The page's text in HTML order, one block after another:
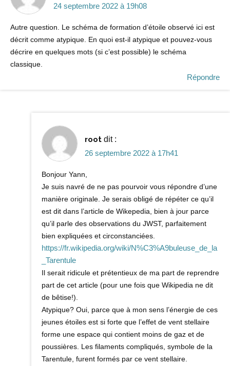
24 septembre 2022 à 19h08
Autre question. Le schéma de formation d’étoile observé ici est
décrit comme atypique. En quoi est-il atypique et pouvez-vous
décrire en quelques mots (si c’est possible) le schéma
classique.
Répondre
root dit :
26 septembre 2022 à 17h41
Bonjour Yann,
Je suis navré de ne pas pourvoir vous répondre d’une
manière originale. Je serais obligé de répéter ce qu’il
est dit dans l’article de Wikepedia, bien à jour parce
qu’il parle des observations du JWST, parfaitement
bien expliquées et circonstanciées.
https://fr.wikipedia.org/wiki/N%C3%A9buleuse_de_la
_Tarentule
Il serait ridicule et prétentieux de ma part de reprendre
part de cet article (pour une fois que Wikipedia ne dit
de bêtise!).
Atypique? Oui, parce que à mon sens l’énergie de ces
jeunes étoiles est si forte que l’effet de vent stellaire
forme une espace qui contient moins de gaz et de
poussières. Les filaments compliqués, symbole de la
Tarentule, furent formés par ce vent stellaire.